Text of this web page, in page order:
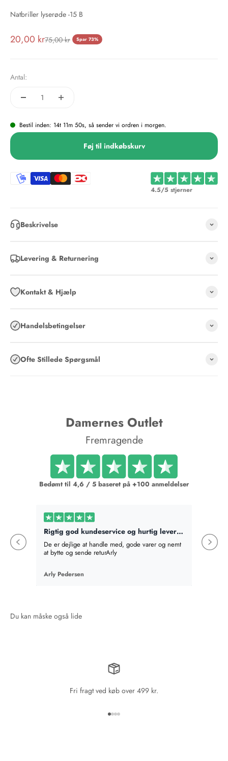
Natbriller lyserøde -15 B
Salgspris
20,00 krNormalpris
75,00 kr Spar 73%
Antal:
Bestil inden: 14t 11m 50s, så sender vi ordren i morgen.
Føj til indkøbskurv
4.5/5 stjerner
Beskrivelse
Levering & Returnering
Kontakt & Hjælp
Handelsbetingelser
Ofte Stillede Spørgsmål
Damernes Outlet
Fremragende
Bedømt til 4,6 / 5 baseret på +100 anmeldelser
Rigtig god kundeservice og hurtig levering
De er dejlige at handle med, gode varer og nemt
at bytte og sende returArly
Arly Pedersen
det
Fri fragt ved køb over 499 kr.
Gå til element 1
Gå til element 2
Gå til element 3
Gå til element 4